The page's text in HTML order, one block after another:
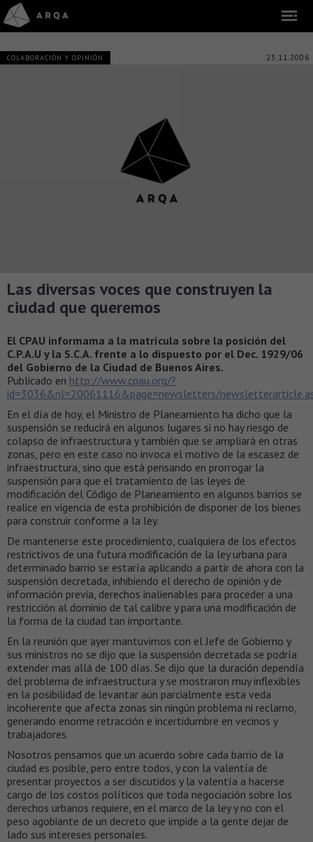
COLABORACIÓN Y OPINIÓN 23.11.2006
Las diversas voces que construyen la
ciudad que queremos
El CPAU informama a la matrícula sobre la posición del
C.P.A.U y la S.C.A. frente a lo dispuesto por el Dec. 1929/06
del Gobierno de la Ciudad de Buenos Aires.
Publicado en http://www.cpau.org/?
id=3036&nl=20061116&page=newsletters/
En el día de hoy, el Ministro de Planeamiento ha dicho que la
suspensión se reducirá en algunos lugares si no hay riesgo de
colapso de infraestructura y también que se ampliará en otras
zonas, pero en este caso no invoca el motivo de la escasez de
infraestructura, sino que está pensando en prorrogar la
suspensión para que el tratamiento de las leyes de
modificación del Código de Planeamiento en algunos barrios se
realice en vigencia de esta prohibición de disponer de los bienes
para construir conforme a la ley.
De mantenerse este procedimiento, cualquiera de los efectos
restrictivos de una futura modificación de la ley urbana para
determinado barrio se estaría aplicando a partir de ahora con la
suspensión decretada, inhibiendo el derecho de opinión y de
información previa, derechos inalienables para proceder a una
restricción al dominio de tal calibre y para una modificación de
la forma de la ciudad tan importante.
En la reunión que ayer mantuvimos con el Jefe de Gobierno y
sus ministros no se dijo que la suspensión decretada se podría
extender mas allá de 100 días. Se dijo que la duración dependía
del problema de infraestructura y se mostraron muy inflexibles
en la posibilidad de levantar aún parcialmente esta veda
incoherente que afecta zonas sin ningún problema ni reclamo,
generando enorme retracción e incertidumbre en vecinos y
trabajadores.
Nosotros pensamos que un acuerdo sobre cada barrio de la
ciudad es posible, pero entre todos, y con la valentía de
presentar proyectos a ser discutidos y la valentía a hacerse
cargo de los costos políticos que toda negociación sobre los
derechos urbanos requiere, en el marco de la ley y no con el
peso agobiante de un decreto que impide a la gente dejar de
lado sus intereses personales.